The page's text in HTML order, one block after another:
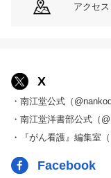
アクセス
X
・南江堂公式（
・南江堂洋書部公式（
・『がん看護』編集室（
Facebook